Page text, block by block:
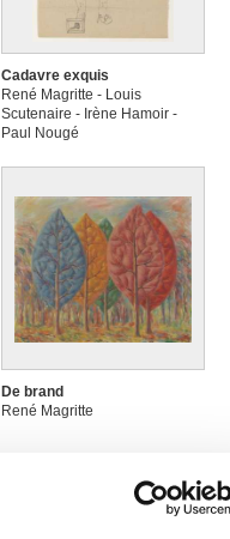
Cadavre exquis
René Magritte - Louis
Scutenaire - Irène Hamoir -
Paul Nougé
De brand
René Magritte